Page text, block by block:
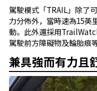
駕駛模式「TRAIL」除了
力分佈外，當時速為15英
動。此外還採用
駕駛前方障礙物及輪胎痕
兼具強而有力且